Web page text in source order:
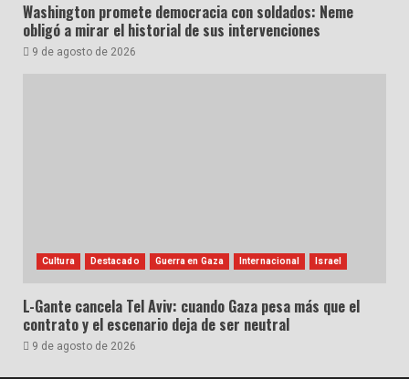
Washington promete democracia con soldados: Neme
obligó a mirar el historial de sus intervenciones
9 de agosto de 2026
Cultura Destacado Guerra en Gaza Internacional Israel
L-Gante cancela Tel Aviv: cuando Gaza pesa más que el
contrato y el escenario deja de ser neutral
9 de agosto de 2026